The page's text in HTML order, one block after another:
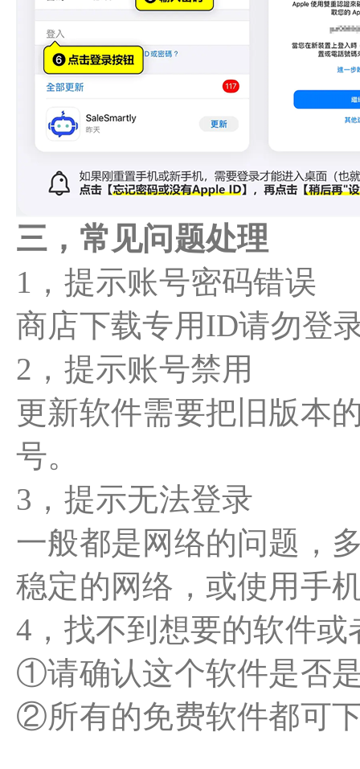
三，常见问题处理
1，提示账号密码错误
商店下载专用ID请勿登
2，提示账号禁用
更新软件需要把旧版本
号。
3，提示无法登录
一般都是网络的问题，
稳定的网络，或使用手
4，找不到想要的软件
①请确认这个软件是否
②所有的免费软件都可